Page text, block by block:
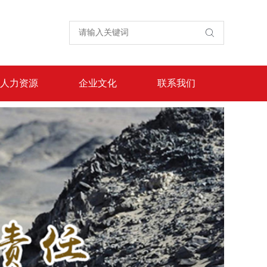
人力资源 企业文化 联系我们